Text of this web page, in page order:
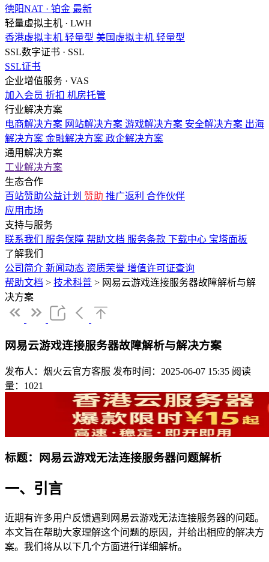
德阳NAT · 铂金 最新
轻量虚拟主机 · LWH
香港虚拟主机 轻量型 美国虚拟主机 轻量型
SSL数字证书 · SSL
SSL证书
企业增值服务 · VAS
加入会员 折扣 机房托管
行业解决方案
电商解决方案 网站解决方案 游戏解决方案 安全解决方案 出海
解决方案 金融解决方案 政企解决方案
通用解决方案
工业解决方案
生态合作
百站赞助公益计划 赞助 推广返利 合作伙伴
应用市场
支持与服务
联系我们
服务保障 帮助文档 服务条款 下载中心 宝塔面板
了解我们
公司简介 新闻动态 资质荣誉 增值许可证查询
帮助文档 > 技术科普 > 网易云游戏连接服务器故障解析与解
决方案
网易云游戏连接服务器故障解析与解决方案
发布人：烟火云官方客服 发布时间：2025-06-07 15:35 阅读
量：1021
标题：网易云游戏无法连接服务器问题解析
一、引言
近期有许多用户反馈遇到网易云游戏无法连接服务器的问题。
本文旨在帮助大家理解这个问题的原因，并给出相应的解决方
案。我们将从以下几个方面进行详细解析。